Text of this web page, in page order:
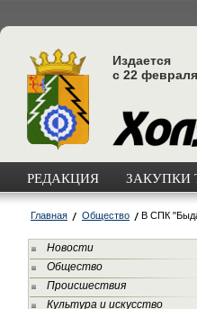
Издается
с 22
РЕДАКЦИЯ ЗАКУПКИ
Главная Общество В СПК
Новости
Общество
Происшествия
Культура и искусство